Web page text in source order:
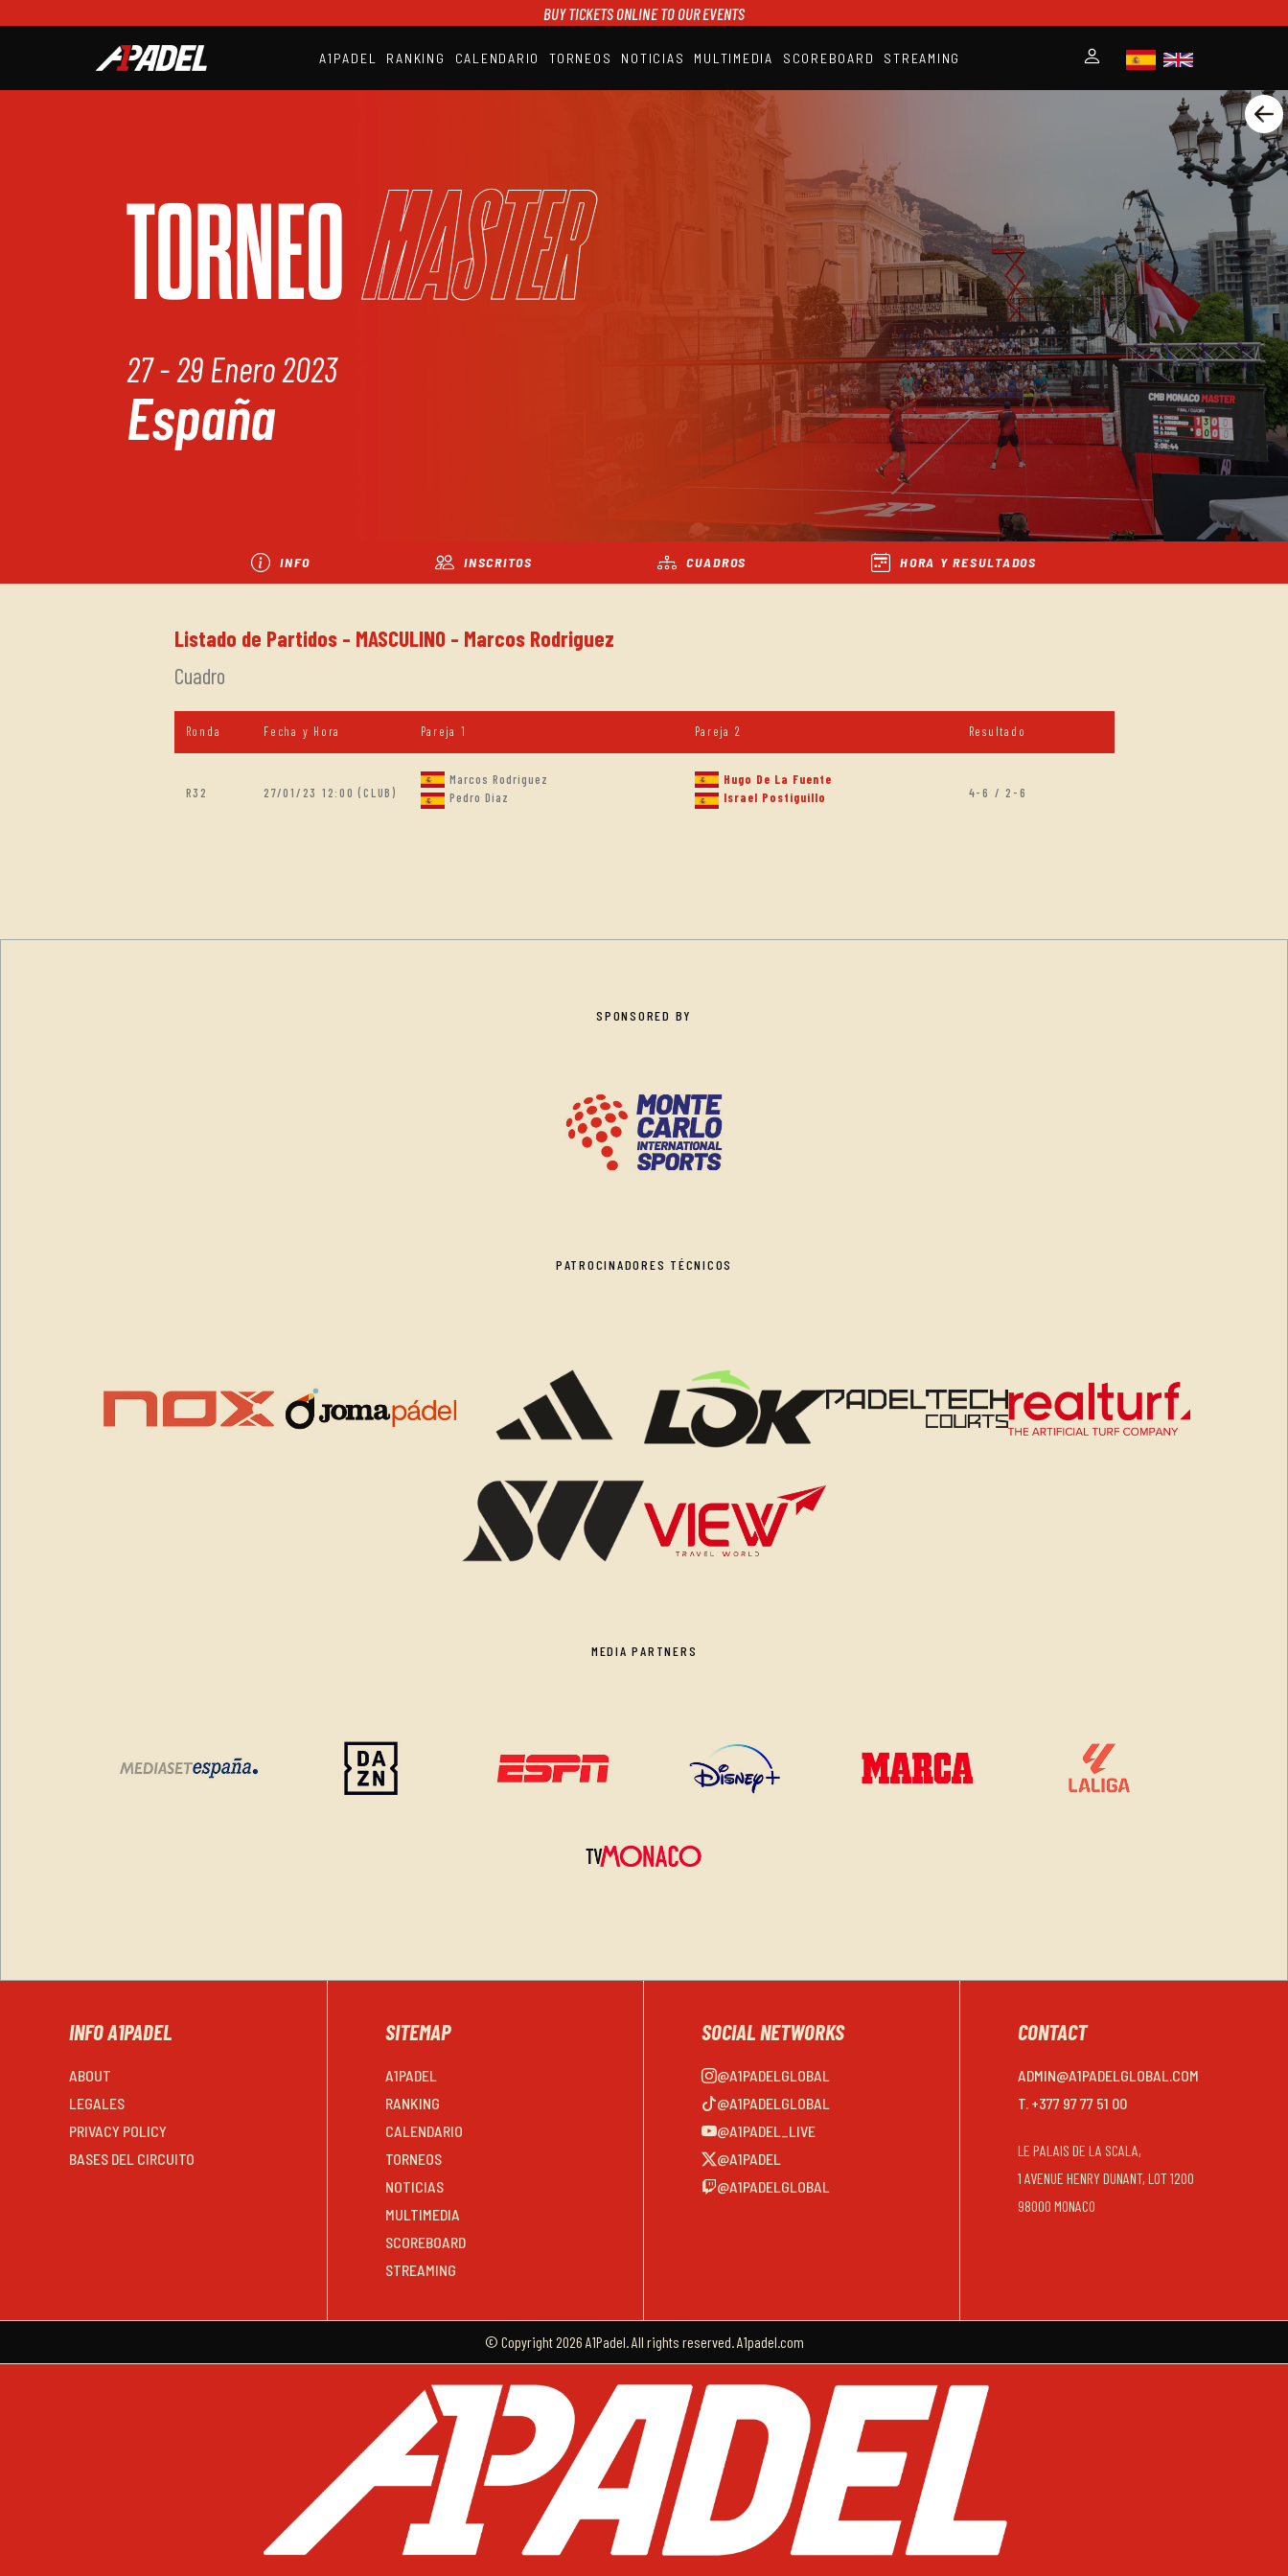
BUY TICKETS ONLINE TO OUR EVENTS
A1PADEL RANKING CALENDARIO TORNEOS NOTICIAS MULTIMEDIA SCOREBOARD STREAMING
SCOREBOARD
TORNEOMaster
27 - 29 Enero 2023
España
INFO INSCRITOS CUADROS HORA Y RESULTADOS
Listado de Partidos - MASCULINO - Marcos Rodriguez
Cuadro
Ronda Fecha y Hora Pareja 1 Pareja 2 Resultado
R32 27/01/23 12:00 (CLUB)
Marcos Rodriguez
Pedro Diaz
Hugo De La Fuente
Israel Postiguillo
4-6 / 2-6
SPONSORED BY
PATROCINADORES TÉCNICOS
MEDIA PARTNERS
INFO A1PADEL
ABOUT
LEGALES
PRIVACY POLICY
BASES DEL CIRCUITO
SITEMAP
A1PADEL
RANKING
CALENDARIO
TORNEOS
NOTICIAS
MULTIMEDIA
SCOREBOARD
STREAMING
SOCIAL NETWORKS
@A1PADELGLOBAL
@A1PADELGLOBAL
@A1PADEL_LIVE
@A1PADEL
@A1PADELGLOBAL
CONTACT
ADMIN@A1PADELGLOBAL.COM
T. +377 97 77 51 00
LE PALAIS DE LA SCALA,
1 AVENUE HENRY DUNANT, LOT 1200
98000 MONACO
© Copyright 2026 A1Padel. All rights reserved. A1padel.com